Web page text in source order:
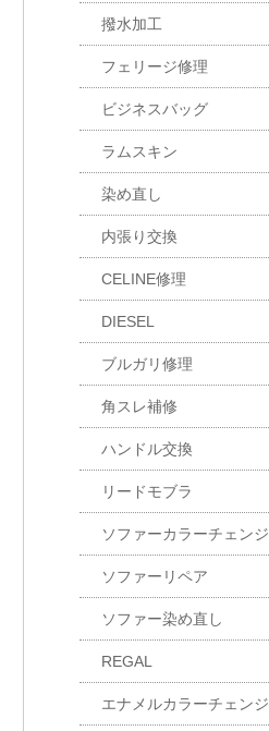
撥水加工
フェリージ修理
ビジネスバッグ
ラムスキン
染め直し
内張り交換
CELINE修理
DIESEL
ブルガリ修理
角スレ補修
ハンドル交換
リードモブラ
ソファーカラーチェンジ
ソファーリペア
ソファー染め直し
REGAL
エナメルカラーチェンジ